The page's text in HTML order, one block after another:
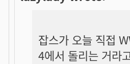
잡스가 오늘 직접
4에서 돌리는 거라